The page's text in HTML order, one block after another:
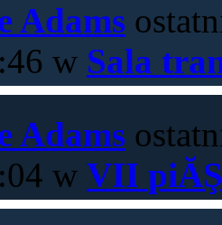
Adams
w Sala
Adams
w VII